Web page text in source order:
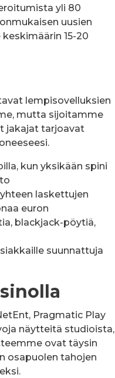
yli 80
uusien
15-20
lempisovelluksien
mutta sijoitamme
jakajat tarjoavat
kun yksikään spini
laskettujen
euron
blackjack-pöytiä,
suunnattuja
Pragmatic Play
näytteitä studioista,
ovat täysin
osapuolen tahojen